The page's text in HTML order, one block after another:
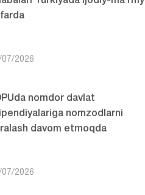
07/2026
nomdor davlat
nomzodlarni
davom etmoqda
07/2026